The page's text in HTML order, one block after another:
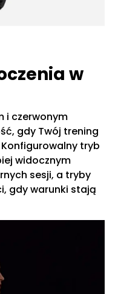
w
i czerwonym
gdy Twój trening
tryb
widocznym
sesji, a tryby
gdy warunki stają